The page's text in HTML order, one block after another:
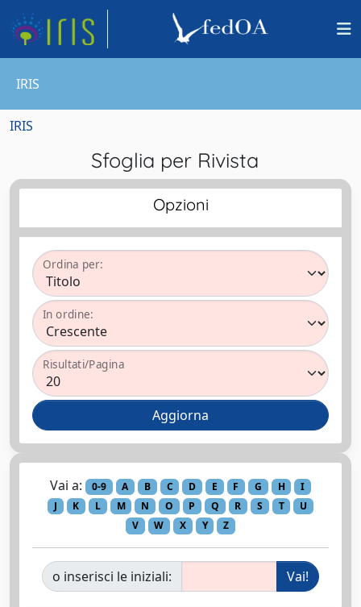
IRIS
IRIS
Sfoglia per Rivista
Opzioni
Ordina per:
In ordine:
Risultati/Pagina
Vai a: 0-9 A B C D E F G H
I
J
K L M N O P Q R S T
U
V
W X Y Z
o inserisci le iniziali: